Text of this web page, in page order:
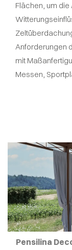
Flächen, um
Anforderungen
mit
Messen,
Pensilina